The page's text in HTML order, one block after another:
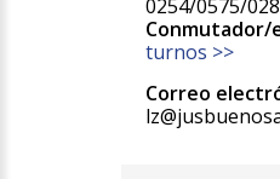
0254/0575/
Conmutador/
turnos >>
Correo